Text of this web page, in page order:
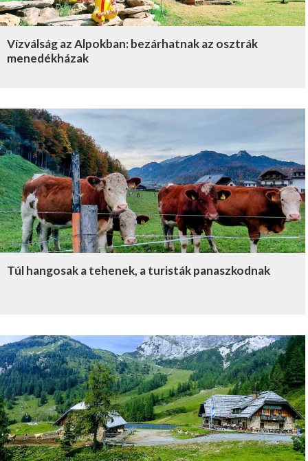
Vízválság az Alpokban: bezárhatnak az osztrák
menedékházak
Túl hangosak a tehenek, a turisták panaszkodnak